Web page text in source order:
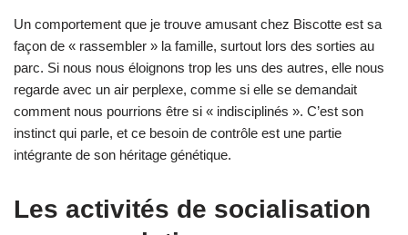
Un comportement que je trouve amusant chez Biscotte est sa
façon de « rassembler » la famille, surtout lors des sorties au
parc. Si nous nous éloignons trop les uns des autres, elle nous
regarde avec un air perplexe, comme si elle se demandait
comment nous pourrions être si « indisciplinés ». C’est son
instinct qui parle, et ce besoin de contrôle est une partie
intégrante de son héritage génétique.
Les activités de socialisation